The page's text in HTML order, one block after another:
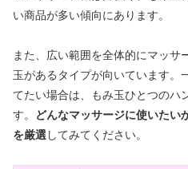
い商品が多い傾向にあります。
また、広い範囲を全体的にマッサ
玉があるタイプが向いています。
てたい場合は、もみ玉ひとつのハ
す。
どんなマッサージに使いたい
を厳選 してみてください。